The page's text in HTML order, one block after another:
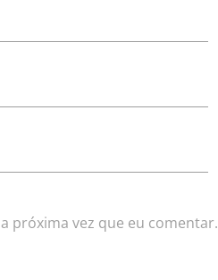
próxima vez que eu comentar.